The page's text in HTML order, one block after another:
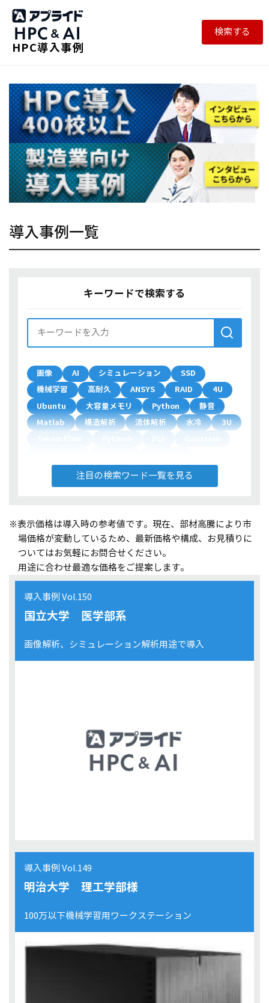
HPC導入事例
検索する
導入事例一覧
キーワードで検索する
画像 AI シミュレーション
SSD
機械学習
高耐久 ANSYS RAID
4U
Ubuntu
大容量メモリ Python
静音
Matlab
構造解析 流体解析 水冷
3U
デュアルブート
200V
自然言語
タンパク質
製品開発 LAMMPS
Wien2k
第一原理計算
RNA
量子化学計算
COMSOL Multiphysics
複数GPU
DeepLearning
OpenMP
ビックデータ
4K
データサイエンス
ホットスワップ
MPI
音響
言語モデル
NVIDIA H200
NVIDIA RTX PRO 6000 Blackwell Max-Q
注目の検索ワード一覧を見る
※表示価格は導入時の参考値です。現在、部材高騰により市
場価格が変動しているため、最新価格や構成、お見積りに
ついてはお気軽にお問合せください。
用途に合わせ最適な価格をご提案します。
導入事例 Vol.150
国立大学 医学部系
画像解析、シミュレーション解析用途で導入
導入事例 Vol.149
明治大学 理工学部様
100万以下機械学習用ワークステーション